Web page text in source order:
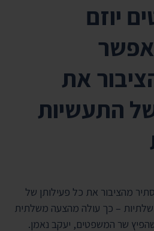
יוזם
את
התעשיות
מהציבור את כל פעילותן של
– כך עולה מהצעה משלתית
שר המשפטים, יעקב נאמן.